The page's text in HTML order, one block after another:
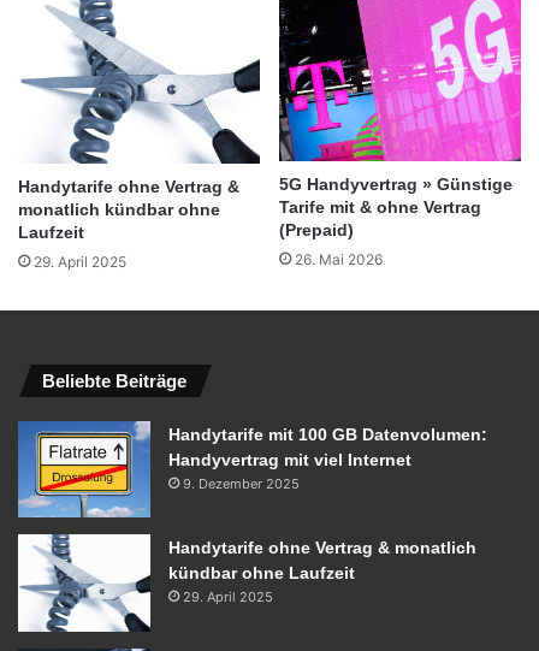
Handytarife ohne Vertrag &
monatlich kündbar ohne
Laufzeit
29. April 2025
5G Handyvertrag » Günstige
Tarife mit & ohne Vertrag
(Prepaid)
26. Mai 2026
Beliebte Beiträge
Handytarife mit 100 GB Datenvolumen:
Handyvertrag mit viel Internet
9. Dezember 2025
Handytarife ohne Vertrag & monatlich
kündbar ohne Laufzeit
29. April 2025